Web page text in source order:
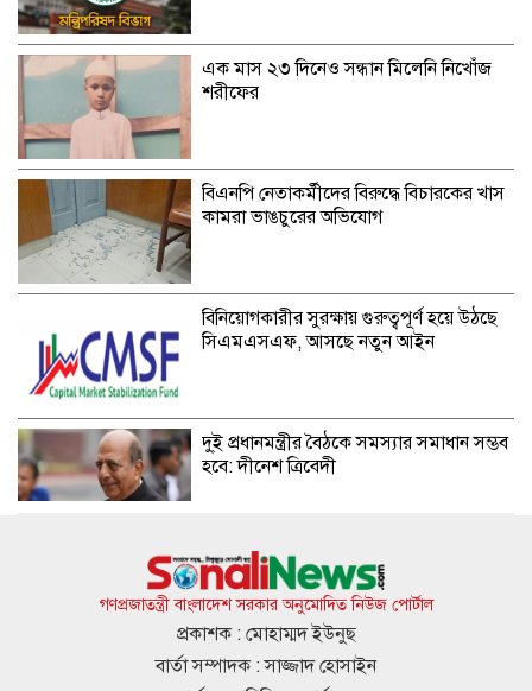
এক মাস ২৩ দিনেও সন্ধান মিলেনি নিখোঁজ
শরীফের
বিএনপি নেতাকর্মীদের বিরুদ্ধে বিচারকের খাস
কামরা ভাঙচুরের অভিযোগ
বিনিয়োগকারীর সুরক্ষায় গুরুত্বপূর্ণ হয়ে উঠছে
সিএমএসএফ, আসছে নতুন আইন
দু্ই প্রধানমন্ত্রীর বৈঠকে সমস্যার সমাধান সম্ভব
হবে: দীনেশ ত্রিবেদী
সারা দেশে সমান উন্নয়ন চায় সরকার: সেলিমা
রহমান
গণপ্রজাতন্ত্রী বাংলাদেশ সরকার অনুমোদিত নিউজ পোর্টাল
প্রকাশক : মোহাম্মদ ইউনুছ
বার্তা সম্পাদক : সাজ্জাদ হোসাইন